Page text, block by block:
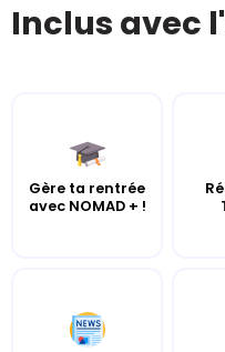
Inclus avec
Gère ta rentrée
avec NOMAD + !